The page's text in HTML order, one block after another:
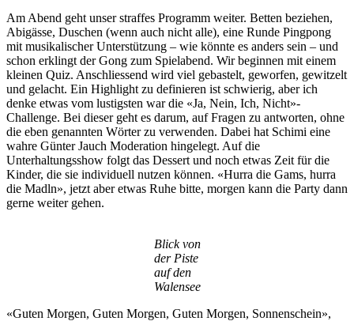
Am Abend geht unser straffes Programm weiter. Betten beziehen,
Abigässe, Duschen (wenn auch nicht alle), eine Runde Pingpong
mit musikalischer Unterstützung – wie könnte es anders sein – und
schon erklingt der Gong zum Spielabend. Wir beginnen mit einem
kleinen Quiz. Anschliessend wird viel gebastelt, geworfen, gewitzelt
und gelacht. Ein Highlight zu definieren ist schwierig, aber ich
denke etwas vom lustigsten war die «Ja, Nein, Ich, Nicht»-
Challenge. Bei dieser geht es darum, auf Fragen zu antworten, ohne
die eben genannten Wörter zu verwenden. Dabei hat Schimi eine
wahre Günter Jauch Moderation hingelegt. Auf die
Unterhaltungsshow folgt das Dessert und noch etwas Zeit für die
Kinder, die sie individuell nutzen können. «Hurra die Gams, hurra
die Madln», jetzt aber etwas Ruhe bitte, morgen kann die Party dann
gerne weiter gehen.
Blick von
der Piste
auf den
Walensee
«Guten Morgen, Guten Morgen, Guten Morgen, Sonnenschein»,